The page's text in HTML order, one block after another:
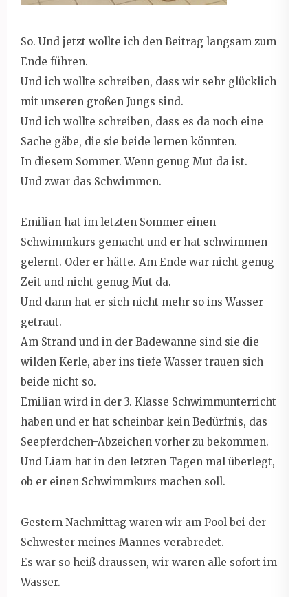
So. Und jetzt wollte ich den Beitrag langsam zum
Ende führen.
Und ich wollte schreiben, dass wir sehr glücklich
mit unseren großen Jungs sind.
Und ich wollte schreiben, dass es da noch eine
Sache gäbe, die sie beide lernen könnten.
In diesem Sommer. Wenn genug Mut da ist.
Und zwar das Schwimmen.
Emilian hat im letzten Sommer einen
Schwimmkurs gemacht und er hat schwimmen
gelernt. Oder er hätte. Am Ende war nicht genug
Zeit und nicht genug Mut da.
Und dann hat er sich nicht mehr so ins Wasser
getraut.
Am Strand und in der Badewanne sind sie die
wilden Kerle, aber ins tiefe Wasser trauen sich
beide nicht so.
Emilian wird in der 3. Klasse Schwimmunterricht
haben und er hat scheinbar kein Bedürfnis, das
Seepferdchen-Abzeichen vorher zu bekommen.
Und Liam hat in den letzten Tagen mal überlegt,
ob er einen Schwimmkurs machen soll.
Gestern Nachmittag waren wir am Pool bei der
Schwester meines Mannes verabredet.
Es war so heiß draussen, wir waren alle sofort im
Wasser.